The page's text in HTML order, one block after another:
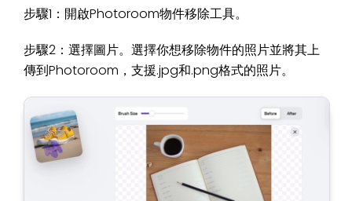
步驟1：開啟Photoroom物件移除工具。
步驟2：選擇圖片。選擇你想移除物件的照片並將其上
傳到Photoroom，支援.jpg和.png格式的照片。